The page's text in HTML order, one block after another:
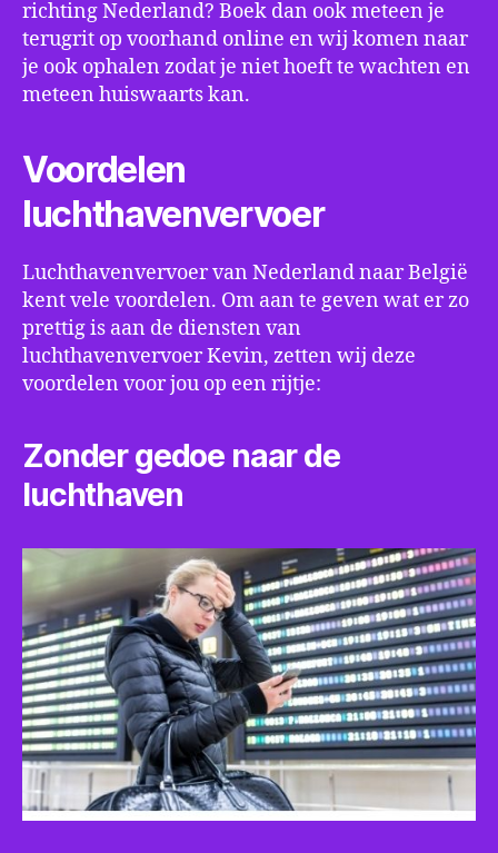
richting Nederland? Boek dan ook meteen je
terugrit op voorhand online en wij komen naar
je ook ophalen zodat je niet hoeft te wachten en
meteen huiswaarts kan.
Voordelen
luchthavenvervoer
Luchthavenvervoer van Nederland naar België
kent vele voordelen. Om aan te geven wat er zo
prettig is aan de diensten van
luchthavenvervoer Kevin, zetten wij deze
voordelen voor jou op een rijtje:
Zonder gedoe naar de
luchthaven